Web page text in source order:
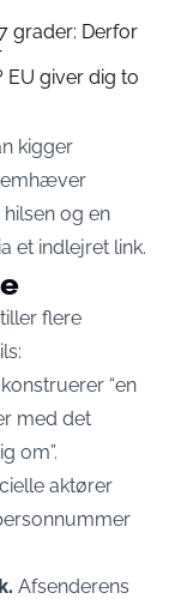
grader: Derfor
EU giver dig to
kigger
og en
et indlejret link.
flere
“en
med det
om”.
aktører
Afsenderens